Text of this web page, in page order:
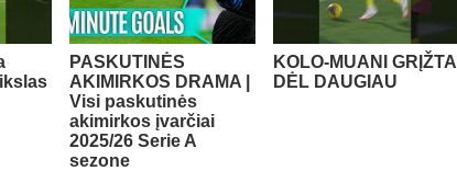
PASKUTINĖS
AKIMIRKOS DRAMA |
Visi paskutinės
akimirkos įvarčiai
2025/26 Serie A
sezone
KOLO-MUANI GRĮŽTA
DĖL DAUGIAU